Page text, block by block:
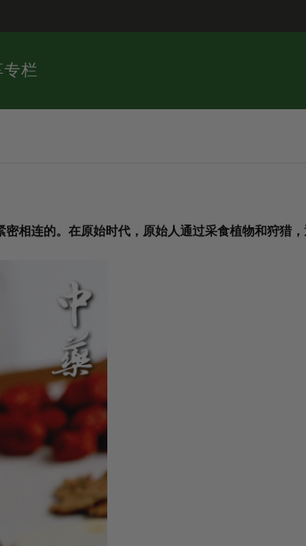
栏
相连的。在原始时代，原始人通过采食植物和狩猎